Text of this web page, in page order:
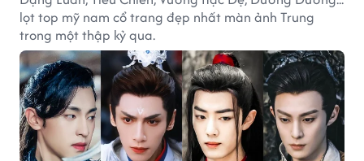
lọt top mỹ nam cổ trang đẹp nhất màn ảnh Trung
trong một thập kỷ qua.